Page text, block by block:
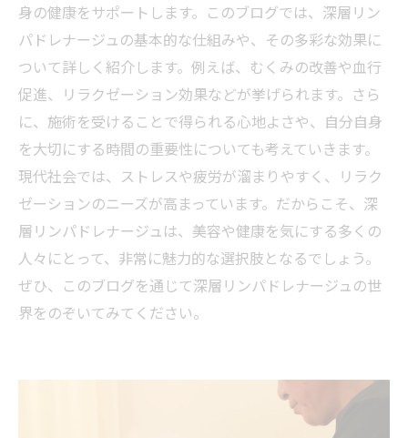
身の健康をサポートします。このブログでは、深層リン
パドレナージュの基本的な仕組みや、その多彩な効果に
ついて詳しく紹介します。例えば、むくみの改善や血行
促進、リラクゼーション効果などが挙げられます。さら
に、施術を受けることで得られる心地よさや、自分自身
を大切にする時間の重要性についても考えていきます。
現代社会では、ストレスや疲労が溜まりやすく、リラク
ゼーションのニーズが高まっています。だからこそ、深
層リンパドレナージュは、美容や健康を気にする多くの
人々にとって、非常に魅力的な選択肢となるでしょう。
ぜひ、このブログを通じて深層リンパドレナージュの世
界をのぞいてみてください。